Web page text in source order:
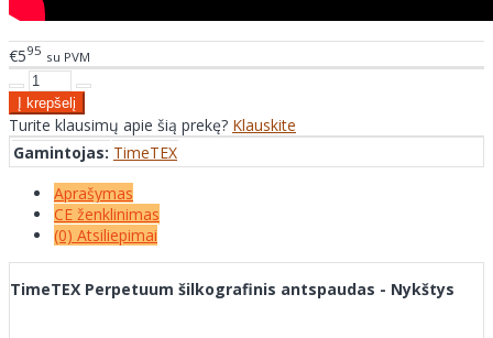
€595 su PVM
Turite klausimų apie šią prekę? Klauskite
Gamintojas: TimeTEX
Aprašymas
CE ženklinimas
(0) Atsiliepimai
TimeTEX Perpetuum šilkografinis antspaudas - Nykštys